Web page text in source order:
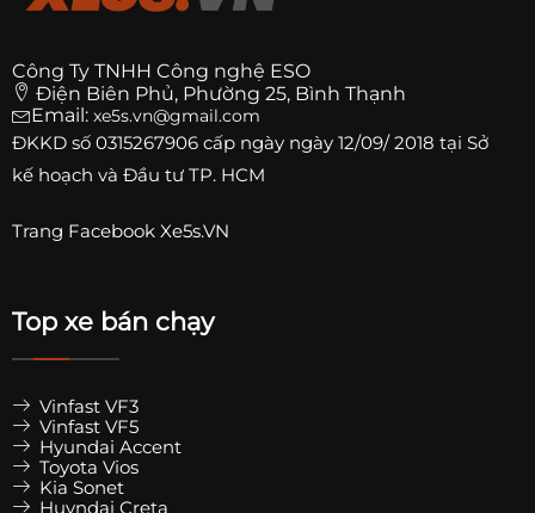
Công Ty TNHH Công nghệ ESO
Điện Biên Phủ, Phường 25, Bình Thạnh
Email: xe5s.vn@gmail.com
ĐKKD số 0315267906 cấp ngày ngày 12/09/ 2018 tại Sở
kế hoạch và Đầu tư TP. HCM
Trang Facebook Xe5s.VN
Top xe bán chạy
Vinfast VF3
Vinfast VF5
Hyundai Accent
Toyota Vios
Kia Sonet
Huyndai Creta